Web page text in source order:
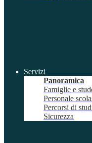
Servizi
Panoramica
Famiglie e
Personale
Percorsi di
Sicurezza